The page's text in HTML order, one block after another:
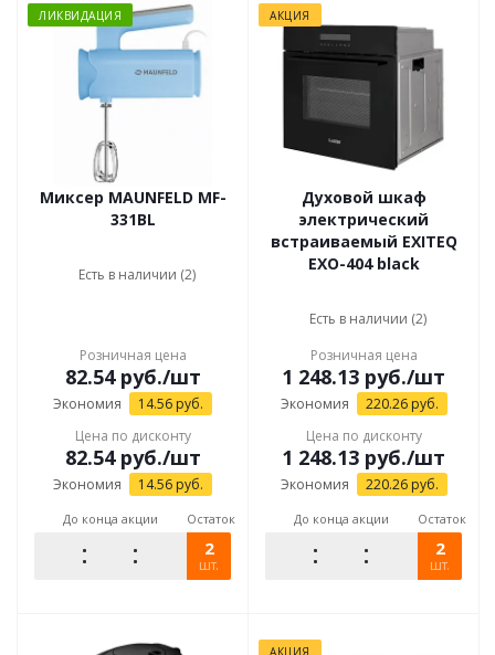
ЛИКВИДАЦИЯ
Миксер MAUNFELD MF-
331BL
Есть в наличии (2)
Розничная цена
82.54руб./шт
Экономия 14.56 руб.
Цена по дисконту
82.54руб./шт
Экономия 14.56 руб.
До конца акции Остаток
2
шт.
АКЦИЯ
Духовой шкаф
электрический
встраиваемый EXITEQ
EXO-404 black
Есть в наличии (2)
Розничная цена
1 248.13 руб./шт
Экономия 220.26руб.
Цена по дисконту
1 248.13 руб./шт
Экономия 220.26руб.
До конца акции Остаток
2
шт.
АКЦИЯ